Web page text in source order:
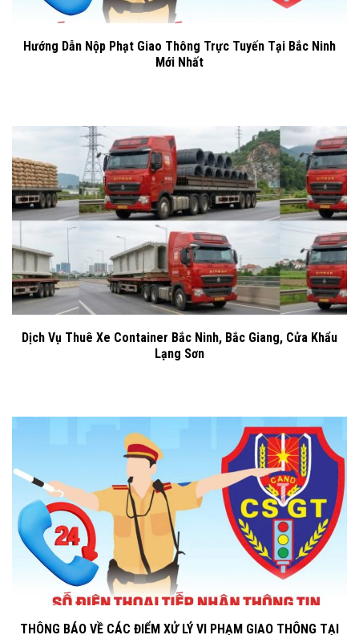
Hướng Dẫn Nộp Phạt Giao Thông Trực Tuyến Tại Bắc Ninh
Mới Nhất
Dịch Vụ Thuê Xe Container Bắc Ninh, Bắc Giang, Cửa Khẩu
Lạng Sơn
THÔNG BÁO VỀ CÁC ĐIỂM XỬ LÝ VI PHẠM GIAO THÔNG TẠI